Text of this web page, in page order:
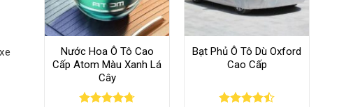
Nước Hoa Ô Tô Cao
Cấp Atom Màu Xanh Lá
Cây
Bạt Phủ Ô Tô Dù Oxford
Cao Cấp